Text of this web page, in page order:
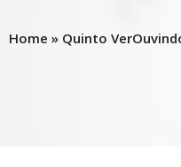
Home » Quinto